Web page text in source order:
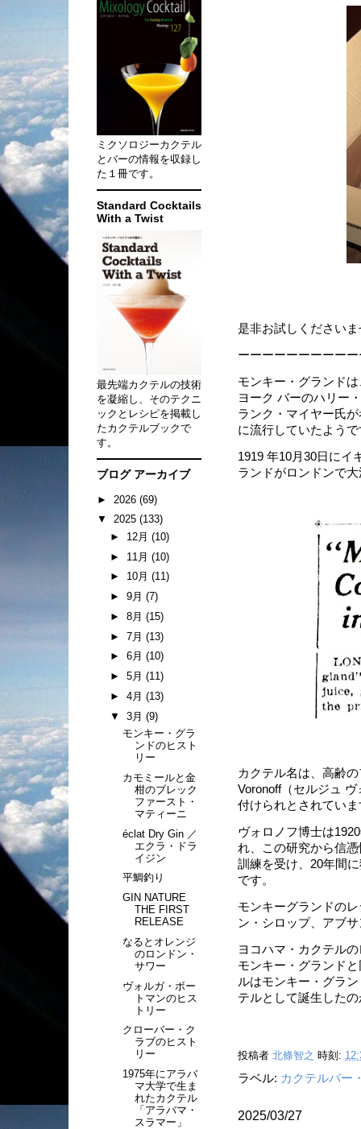
是非お試しくださいま
ーーーーーーーーー
モンキー・グランド
ヨーク バーのハリー
ランク・マイヤー氏
に流行していたよう
1919 年10月30日にイ
ランドがロンドンで
カクテル名は、高齢
Voronoff（セルジュ
付けられとされていま
ヴォロノフ博士は
れ、この研究から信
訓練を受け、20年間
です。
モンキーグランドの
ン・シロップ、アブ
ヨコハマ・カクテル
モンキー・グランド
ルはモンキー・グラ
テルとして誕生した
投稿者 北條智之 時刻:
ラベル: カクテルバー
2025/03/27
ミクソロジーカクテル
とバーの情報を収録し
た１冊です。
Standard Cocktails
With a Twist
最先端カクテルの技術
を凝縮し、そのテクニ
ックとレシピを掲載し
たカクテルブックで
す。
ブログ アーカイブ
► 2026 (69)
▼ 2025 (133)
► 12月 (10)
► 11月 (10)
► 10月 (11)
► 9月 (7)
► 8月 (15)
► 7月 (13)
► 6月 (10)
► 5月 (11)
► 4月 (13)
▼ 3月 (9)
モンキー・グラ
ンドのヒスト
リー
カモミールと金
柑のブレック
ファースト・
マティーニ
éclat Dry Gin ／
エクラ・ドラ
イジン
平鯛釣り
GIN NATURE
THE FIRST
RELEASE
なるとオレンジ
のロンドン・
サワー
ヴォルガ・ボー
トマンのヒス
トリー
クローバー・ク
ラブのヒスト
リー
1975年にアラバ
マ大学で生ま
れたカクテル
「アラバマ・
スラマー」